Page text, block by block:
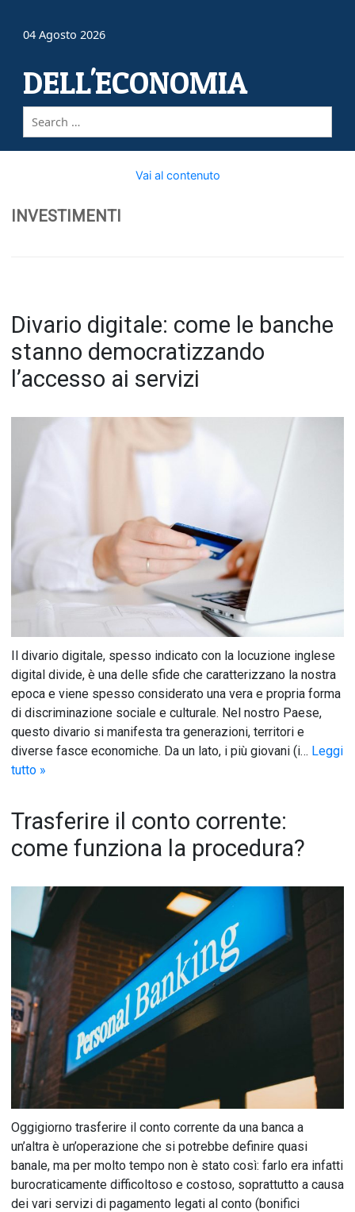
04 Agosto 2026
DELL'ECONOMIA
Vai al contenuto
INVESTIMENTI
Divario digitale: come le banche
stanno democratizzando
l’accesso ai servizi
Il divario digitale, spesso indicato con la locuzione inglese
digital divide, è una delle sfide che caratterizzano la nostra
epoca e viene spesso considerato una vera e propria forma
di discriminazione sociale e culturale. Nel nostro Paese,
questo divario si manifesta tra generazioni, territori e
diverse fasce economiche. Da un lato, i più giovani (i… Leggi
tutto »
Trasferire il conto corrente:
come funziona la procedura?
Oggigiorno trasferire il conto corrente da una banca a
un’altra è un’operazione che si potrebbe definire quasi
banale, ma per molto tempo non è stato così: farlo era infatti
burocraticamente difficoltoso e costoso, soprattutto a causa
dei vari servizi di pagamento legati al conto (bonifici